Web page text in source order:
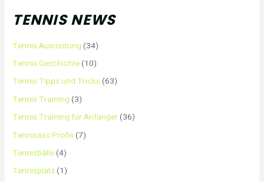
TENNIS NEWS
Tennis Ausrüstung (34)
Tennis Geschichte (10)
Tennis Tipps und Tricks (63)
Tennis Training (3)
Tennis Training für Anfänger (36)
Tennisass Profis (7)
Tennisbälle (4)
Tennisplatz (1)